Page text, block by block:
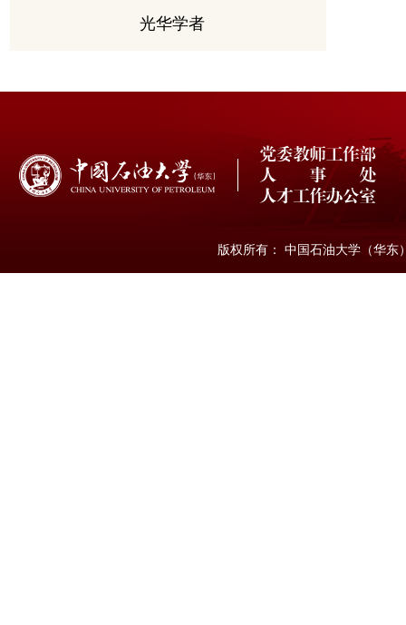
光华学者
版权所有： 中国石油大学（华